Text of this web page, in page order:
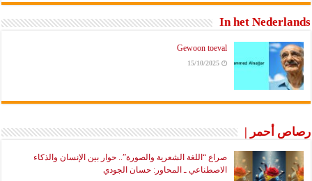
In het Nederlands
Gewoon toeval
15/10/2025
رصاص أحمر |
صراع “اللغة الشعرية والصورة”.. حوار بين الإنسان والذكاء
الاصطناعي ـ المحاور: حسان الجودي